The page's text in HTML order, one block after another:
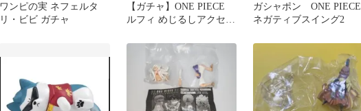
ワンピの実 ネフェルタ
リ・ビビ ガチャ
【ガチャ】ONE PIECE
ルフィ めじるしアクセサ
ガシャポン ONE PIECE
ネガティブスイング2